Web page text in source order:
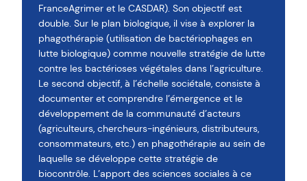
FranceAgrimer et le CASDAR). Son objectif est
double. Sur le plan biologique, il vise à explorer la
phagothérapie (utilisation de bactériophages en
lutte biologique) comme nouvelle stratégie de lutte
contre les bactérioses végétales dans l’agriculture.
Le second objectif, à l’échelle sociétale, consiste à
documenter et comprendre l’émergence et le
développement de la communauté d’acteurs
(agriculteurs, chercheurs-ingénieurs, distributeurs,
consommateurs, etc.) en phagothérapie au sein de
laquelle se développe cette stratégie de
biocontrôle. L’apport des sciences sociales à ce